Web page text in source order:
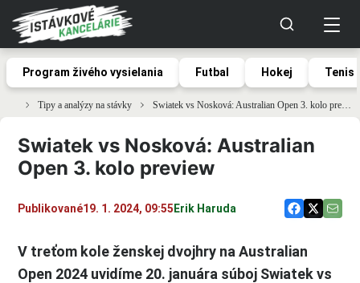
Program živého vysielania Futbal Hokej Tenis
Tipy a analýzy na stávky Swiatek vs Nosková: Australian Open 3. kolo preview
Swiatek vs Nosková: Australian
Open 3. kolo preview
Publikované19. 1. 2024, 09:55Erik Haruda
V treťom kole ženskej dvojhry na Australian
Open 2024 uvidíme 20. januára súboj Swiatek vs